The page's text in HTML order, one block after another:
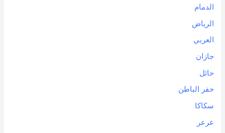
الدمام
الرياض
العربي
جازان
حائل
حفر الباطن
سكاكا
عرعر